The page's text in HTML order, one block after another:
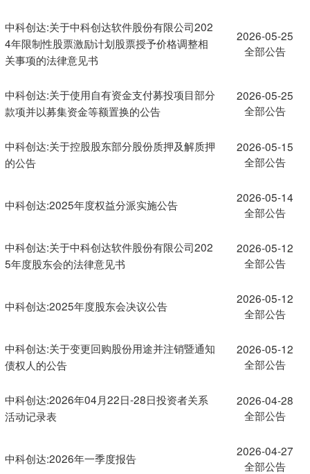
中科创达:关于中科创达软件股份有限公司202
4年限制性股票激励计划股票授予价格调整相
关事项的法律意见书
2026-05-25
全部公告
中科创达:关于使用自有资金支付募投项目部分
款项并以募集资金等额置换的公告
2026-05-25
全部公告
中科创达:关于控股股东部分股份质押及解质押
的公告
2026-05-15
全部公告
中科创达:2025年度权益分派实施公告
2026-05-14
全部公告
中科创达:关于中科创达软件股份有限公司202
5年度股东会的法律意见书
2026-05-12
全部公告
中科创达:2025年度股东会决议公告
2026-05-12
全部公告
中科创达:关于变更回购股份用途并注销暨通知
债权人的公告
2026-05-12
全部公告
中科创达:2026年04月22日-28日投资者关系
活动记录表
2026-04-28
全部公告
中科创达:2026年一季度报告
2026-04-27
全部公告